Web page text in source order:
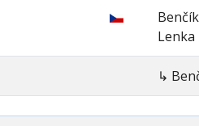
Lenka
↳